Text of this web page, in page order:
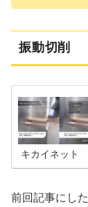
振動切削
キカイネット
前回記事にした